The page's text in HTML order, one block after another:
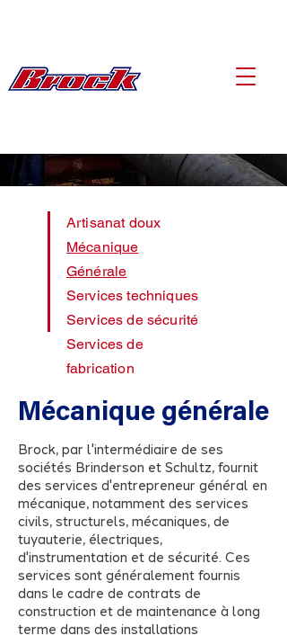
Artisanat doux
Mécanique
Générale
Services techniques
Services de sécurité
Services de
fabrication
Mécanique générale
Brock, par l'intermédiaire de ses
sociétés Brinderson et Schultz, fournit
des services d'entrepreneur général en
mécanique, notamment des services
civils, structurels, mécaniques, de
tuyauterie, électriques,
d'instrumentation et de sécurité. Ces
services sont généralement fournis
dans le cadre de contrats de
construction et de maintenance à long
terme dans des installations